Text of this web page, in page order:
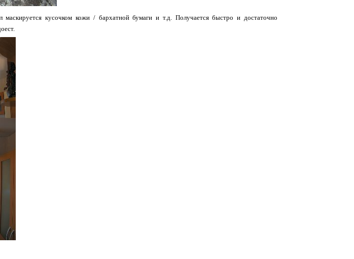
маскируется кусочком кожи / бархатной бумаги и т.д. Получается быстро и достаточно